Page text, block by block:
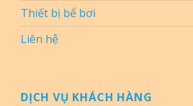
Thiết bị bể bơi
Liên hệ
DỊCH VỤ KHÁCH HÀNG